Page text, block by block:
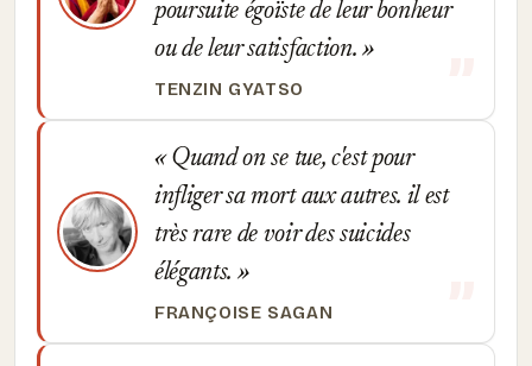
poursuite égoïste de leur bonheur
ou de leur satisfaction.
TENZIN GYATSO
Quand on se tue, c'est pour
infliger sa mort aux autres. il est
très rare de voir des suicides
élégants.
FRANÇOISE SAGAN